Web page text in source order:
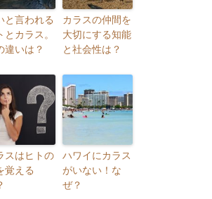
と言われる
とカラス。
違いは？
カラスの仲間を
大切にする知能
と社会性は？
スはヒトの
覚える
ハワイにカラス
がいない！な
ぜ？